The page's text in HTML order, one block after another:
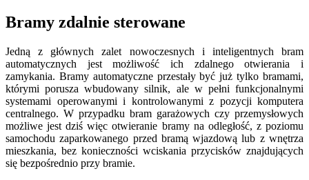
Bramy zdalnie sterowane
Jedną z głównych zalet nowoczesnych i inteligentnych bram
automatycznych jest możliwość ich zdalnego otwierania i
zamykania. Bramy automatyczne przestały być już tylko bramami,
którymi porusza wbudowany silnik, ale w pełni funkcjonalnymi
systemami operowanymi i kontrolowanymi z pozycji komputera
centralnego. W przypadku bram garażowych czy przemysłowych
możliwe jest dziś więc otwieranie bramy na odległość, z poziomu
samochodu zaparkowanego przed bramą wjazdową lub z wnętrza
mieszkania, bez konieczności wciskania przycisków znajdujących
się bezpośrednio przy bramie.